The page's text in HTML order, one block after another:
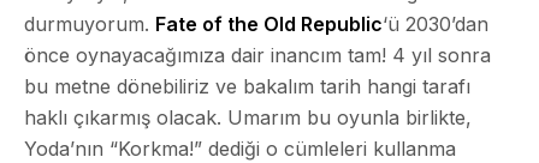
durmuyorum. Fate of the Old Republic‘ü 2030’dan
önce oynayacağımıza dair inancım tam! 4 yıl sonra
bu metne dönebiliriz ve bakalım tarih hangi tarafı
haklı çıkarmış olacak. Umarım bu oyunla birlikte,
Yoda’nın “Korkma!” dediği o cümleleri kullanma